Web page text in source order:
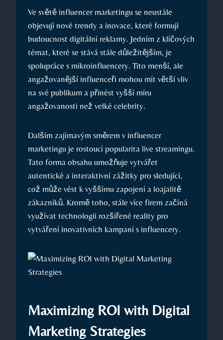
Ve světě influencer marketingu se neustále
objevují nové‌ trendy a ⁣inovace,⁢ které​ formují
budoucnost digitální ​reklamy. Jedním z klíčových
témat, ⁣které se stává‍ stále důležitějším, je​
spolupráce s mikroinfluencery. Tito menší, ale
angažovanější influenceři mohou ⁢mít větší ‍vliv
na své publikum a přinést vyšší míru
angažovanosti než velké celebrity.
Dalším zajímavým ​směrem v influencer
marketingu je rostoucí​ popularita⁤ live ⁣streamingu.
Tato forma obsahu umožňuje vytvářet
autentické a interaktivní zážitky pro sledující,
což ⁢může vést k vyššímu ⁣zapojení a loajalitě
zákazníků. Kromě​ toho, stále více firem začíná
využívat technologii rozšířené reality pro
vytváření inovativních kampaní s influencery.
Maximizing ROI with Digital
Marketing ⁤Strategies